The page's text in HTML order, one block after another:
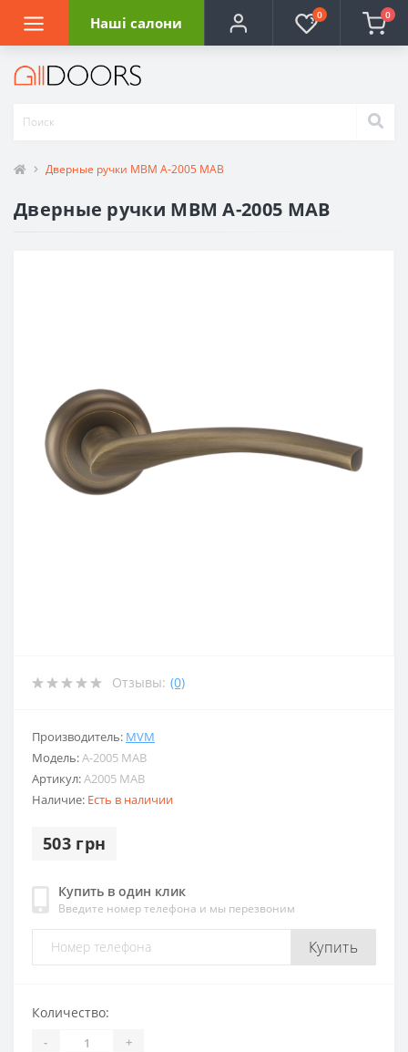
Наші салони 0 0
Дверные ручки МВМ A-2005 MAB
Дверные ручки МВМ A-2005 MAB
Отзывы: (0)
Производитель: MVM
Модель:A-2005 MAB
Артикул:A2005 MAB
Наличие: Есть в наличии
503 грн
Купить в один клик
Введите номер телефона и мы перезвоним
Купить
Количество:
- +